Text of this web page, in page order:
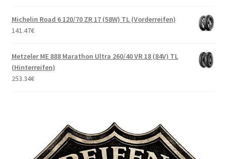
Michelin Road 6 120/70 ZR 17 (58W) TL (Vorderreifen)
141.47€
Metzeler ME 888 Marathon Ultra 260/40 VR 18 (84V) TL
(Hinterreifen)
253.34€